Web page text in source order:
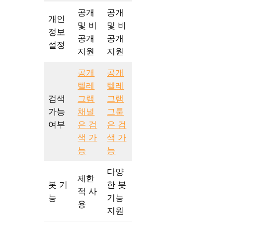
개인
정보
설정
공개
및 비
공개
지원
공개
및 비
공개
지원
검색
가능
여부
공개
텔레
그램
채널
은 검
색 가
능
공개
텔레
그램
그룹
은 검
색 가
능
봇 기
능
제한
적 사
용
다양
한 봇
기능
지원